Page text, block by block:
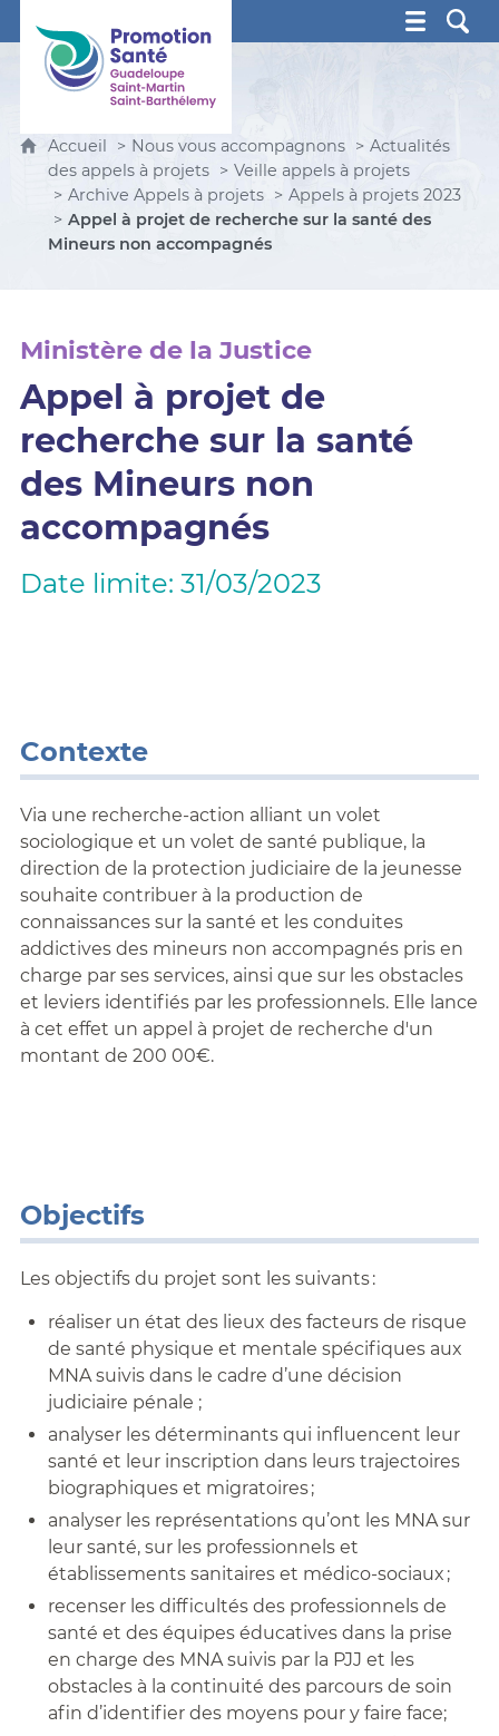
Promotion Santé Guadeloupe, Saint-Martin, Saint
Accueil Nous vous accompagnons
Actualités
des appels à projets
Veille appels à projets
Archive Appels à projets
Appels à projets 2023
Appel à projet de recherche sur la santé des
Mineurs non accompagnés
Ministère de la Justice
Appel à projet de
recherche sur la santé
des Mineurs non
accompagnés
Date limite: 31/03/2023
Contexte
Via une recherche-action alliant un volet
sociologique et un volet de santé publique, la
direction de la protection judiciaire de la jeunesse
souhaite contribuer à la production de
connaissances sur la santé et les conduites
addictives des mineurs non accompagnés pris en
charge par ses services, ainsi que sur les obstacles
et leviers identifiés par les professionnels. Elle lance
à cet effet un appel à projet de recherche d'un
montant de 200 00€.
Objectifs
Les objectifs du projet sont les suivants :
réaliser un état des lieux des facteurs de risque
de santé physique et mentale spécifiques aux
MNA suivis dans le cadre d’une décision
judiciaire pénale ;
analyser les déterminants qui influencent leur
santé et leur inscription dans leurs trajectoires
biographiques et migratoires ;
analyser les représentations qu’ont les MNA sur
leur santé, sur les professionnels et
établissements sanitaires et médico-sociaux ;
recenser les difficultés des professionnels de
santé et des équipes éducatives dans la prise
en charge des MNA suivis par la PJJ et les
obstacles à la continuité des parcours de soin
afin d’identifier des moyens pour y faire face;